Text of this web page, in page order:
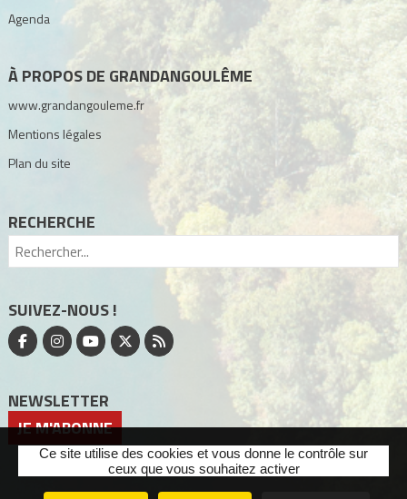
Agenda
À PROPOS DE GRANDANGOULÊME
www.grandangouleme.fr
Mentions légales
Plan du site
RECHERCHE
SUIVEZ-NOUS !
NEWSLETTER
JE M'ABONNE
Ce site utilise des cookies et vous donne le contrôle sur
ceux que vous souhaitez activer